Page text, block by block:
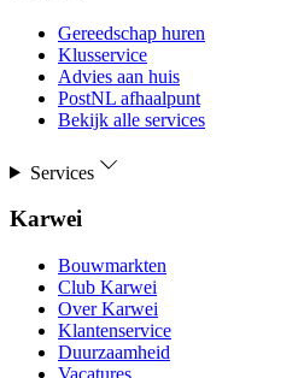
Gereedschap huren
Klusservice
Advies aan huis
PostNL afhaalpunt
Bekijk alle services
Services
Karwei
Bouwmarkten
Club Karwei
Over Karwei
Klantenservice
Duurzaamheid
Vacatures